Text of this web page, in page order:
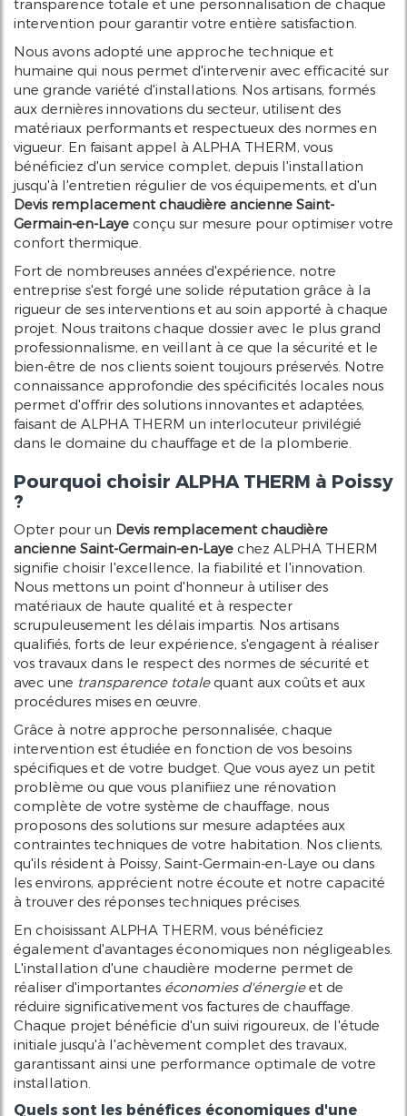
transparence totale et une personnalisation de chaque
intervention pour garantir votre entière satisfaction.
Nous avons adopté une approche technique et
humaine qui nous permet d'intervenir avec efficacité sur
une grande variété d'installations. Nos artisans, formés
aux dernières innovations du secteur, utilisent des
matériaux performants et respectueux des normes en
vigueur. En faisant appel à ALPHA THERM, vous
bénéficiez d'un service complet, depuis l'installation
jusqu'à l'entretien régulier de vos équipements, et d'un
Devis remplacement chaudière ancienne Saint-
Germain-en-Laye conçu sur mesure pour optimiser votre
confort thermique.
Fort de nombreuses années d'expérience, notre
entreprise s'est forgé une solide réputation grâce à la
rigueur de ses interventions et au soin apporté à chaque
projet. Nous traitons chaque dossier avec le plus grand
professionnalisme, en veillant à ce que la sécurité et le
bien-être de nos clients soient toujours préservés. Notre
connaissance approfondie des spécificités locales nous
permet d'offrir des solutions innovantes et adaptées,
faisant de ALPHA THERM un interlocuteur privilégié
dans le domaine du chauffage et de la plomberie.
Pourquoi choisir ALPHA THERM à Poissy
?
Opter pour un Devis remplacement chaudière
ancienne Saint-Germain-en-Laye chez ALPHA THERM
signifie choisir l'excellence, la fiabilité et l'innovation.
Nous mettons un point d'honneur à utiliser des
matériaux de haute qualité et à respecter
scrupuleusement les délais impartis. Nos artisans
qualifiés, forts de leur expérience, s'engagent à réaliser
vos travaux dans le respect des normes de sécurité et
avec une transparence totalequant aux coûts et aux
procédures mises en œuvre.
Grâce à notre approche personnalisée, chaque
intervention est étudiée en fonction de vos besoins
spécifiques et de votre budget. Que vous ayez un petit
problème ou que vous planifiiez une rénovation
complète de votre système de chauffage, nous
proposons des solutions sur mesure adaptées aux
contraintes techniques de votre habitation. Nos clients,
qu'ils résident à Poissy, Saint-Germain-en-Laye ou dans
les environs, apprécient notre écoute et notre capacité
à trouver des réponses techniques précises.
En choisissant ALPHA THERM, vous bénéficiez
également d'avantages économiques non négligeables.
L'installation d'une chaudière moderne permet de
réaliser d'importantes économies d'énergieet de
réduire significativement vos factures de chauffage.
Chaque projet bénéficie d'un suivi rigoureux, de l'étude
initiale jusqu'à l'achèvement complet des travaux,
garantissant ainsi une performance optimale de votre
installation.
Quels sont les bénéfices économiques d'une